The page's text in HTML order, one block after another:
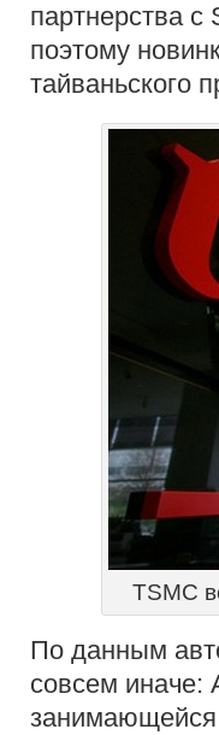
партнерства
поэтому
тайваньского
TSMC
По данным
совсем иначе:
занимающейся